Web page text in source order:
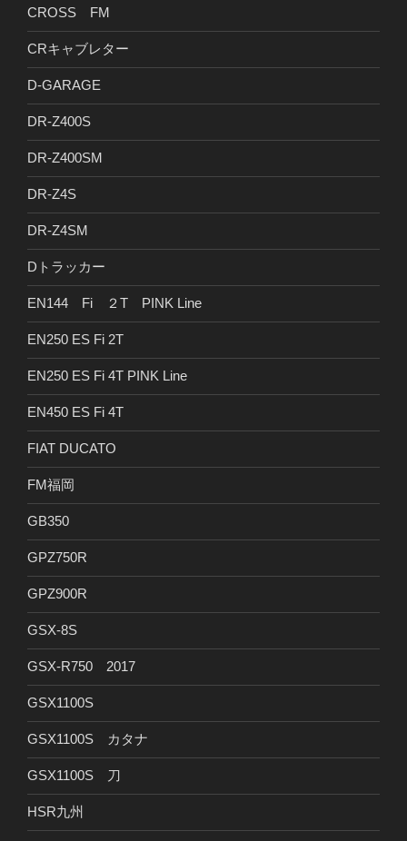
CROSS FM
CRキャブレター
D-GARAGE
DR-Z400S
DR-Z400SM
DR-Z4S
DR-Z4SM
Dトラッカー
EN144 Fi ２T PINK Line
EN250 ES Fi 2T
EN250 ES Fi 4T PINK Line
EN450 ES Fi 4T
FIAT DUCATO
FM福岡
GB350
GPZ750R
GPZ900R
GSX-8S
GSX-R750 2017
GSX1100S
GSX1100S カタナ
GSX1100S 刀
HSR九州